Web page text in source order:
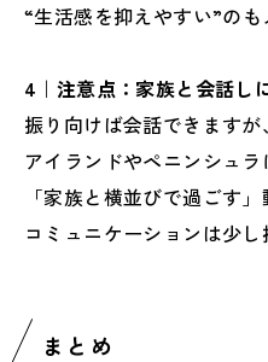
“生活感を抑えやすい”のも
4｜注意点：家族と会話し
振り向けば会話できますが、
アイランドやペニンシュラ
「家族と横並びで過ごす
コミュニケーションは少し
まとめ